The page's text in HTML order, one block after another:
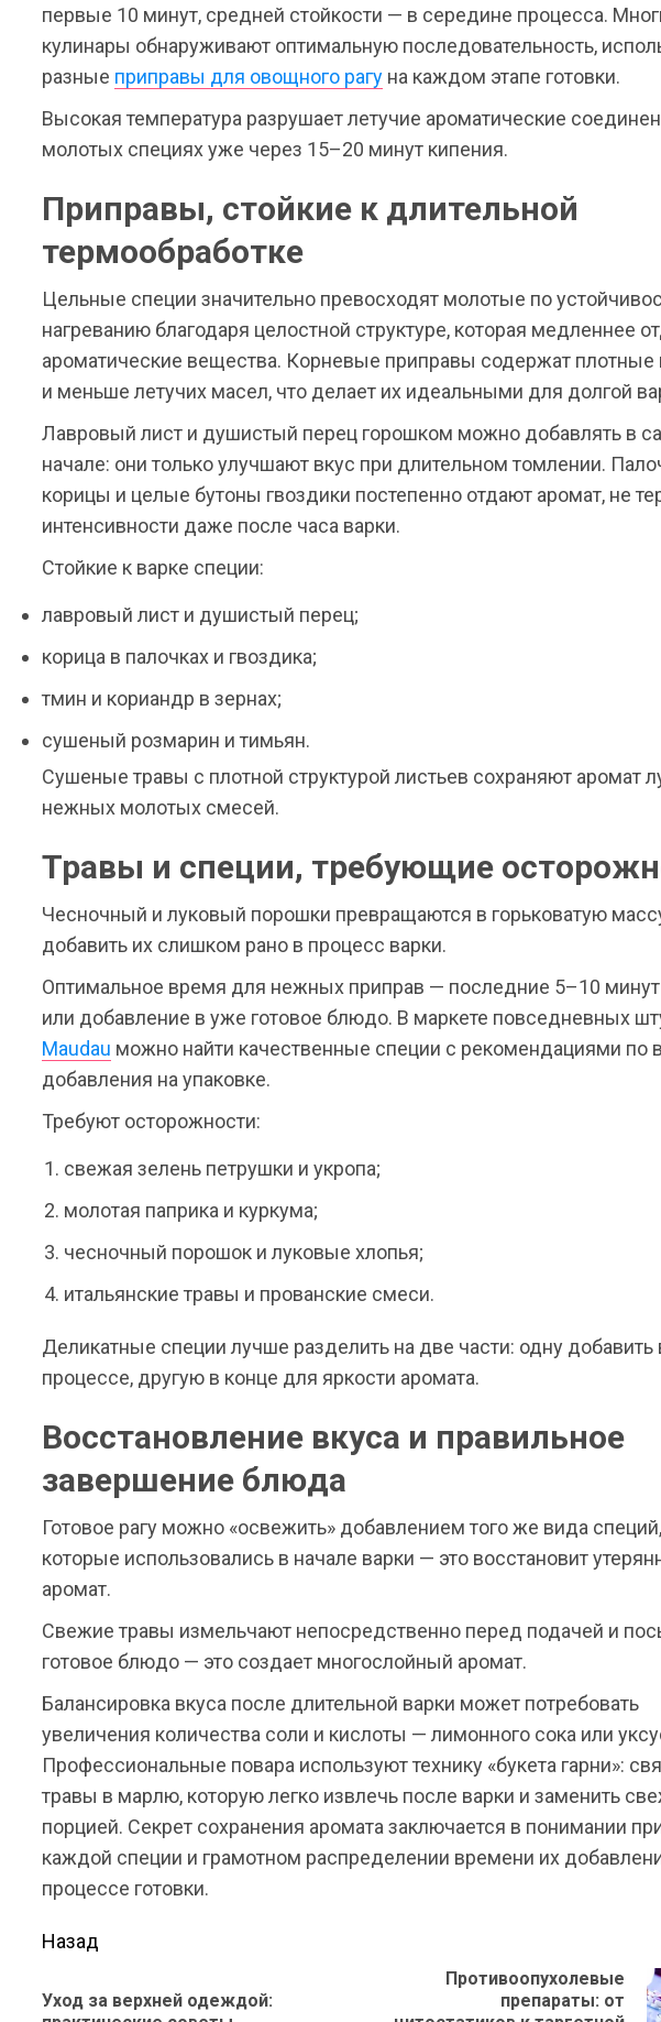
первые 10 минут, средней стойкости — в середине процесса.
кулинары обнаруживают оптимальную последовательность,
разные приправы для овощного рагу на каждом этапе готовки.
Высокая температура разрушает летучие ароматические
молотых специях уже через 15–20 минут кипения.
Приправы, стойкие к длительной
термообработке
Цельные специи значительно превосходят молотые по
нагреванию благодаря целостной структуре, которая медленнее
ароматические вещества. Корневые приправы содержат плотные
и меньше летучих масел, что делает их идеальными для долгой
Лавровый лист и душистый перец горошком можно добавлять в
начале: они только улучшают вкус при длительном томлении.
корицы и целые бутоны гвоздики постепенно отдают аромат, не
интенсивности даже после часа варки.
Стойкие к варке специи:
лавровый лист и душистый перец;
корица в палочках и гвоздика;
тмин и кориандр в зернах;
сушеный розмарин и тимьян.
Сушеные травы с плотной структурой листьев сохраняют аромат
нежных молотых смесей.
Травы и специи, требующие
Чесночный и луковый порошки превращаются в горьковатую
добавить их слишком рано в процесс варки.
Оптимальное время для нежных приправ — последние 5–10 минут
или добавление в уже готовое блюдо. В маркете повседневных
Maudau можно найти качественные специи с рекомендациями по
добавления на упаковке.
Требуют осторожности:
свежая зелень петрушки и укропа;
молотая паприка и куркума;
чесночный порошок и луковые хлопья;
итальянские травы и прованские смеси.
Деликатные специи лучше разделить на две части: одну добавить
процессе, другую в конце для яркости аромата.
Восстановление вкуса и правильное
завершение блюда
Готовое рагу можно «освежить» добавлением того же вида специй,
которые использовались в начале варки — это восстановит
аромат.
Свежие травы измельчают непосредственно перед подачей и
готовое блюдо — это создает многослойный аромат.
Балансировка вкуса после длительной варки может потребовать
увеличения количества соли и кислоты — лимонного сока или
Профессиональные повара используют технику «букета гарни»:
травы в марлю, которую легко извлечь после варки и заменить
порцией. Секрет сохранения аромата заключается в понимании
каждой специи и грамотном распределении времени их
процессе готовки.
Продолжить
чтение
Назад
Предыдущая
Уход за верхней одеждой:
Следующая
Противоопухолевые
препараты: от